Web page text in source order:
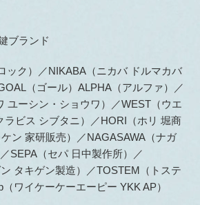
ブランド
ック）／NIKABA（ニカバ ドルマカバ
（ゴール）ALPHA（アルファ）／
ユーシン・ショウワ）／WEST（ウエ
ラビス シブタニ）／HORI（ホリ 堀商
ン 家研販売）／NAGASAWA（ナガ
SEPA（セパ 日中製作所）／
タキゲン製造）／TOSTEM（トステ
ワイケーケーエーピー YKK AP）